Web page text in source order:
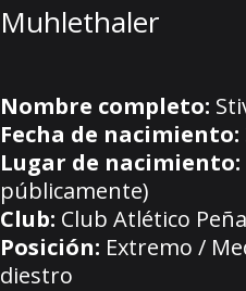
Muhlethaler
Nombre completo:
Fecha de nacimiento:
Lugar de nacimiento:
públicamente)
Club: Club Atlético
Posición: Extremo /
diestro